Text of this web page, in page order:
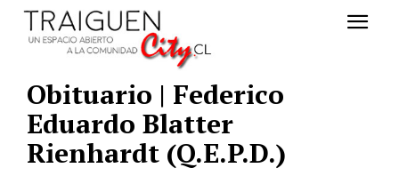
Obituario | Federico
Eduardo Blatter
Rienhardt (Q.E.P.D.)